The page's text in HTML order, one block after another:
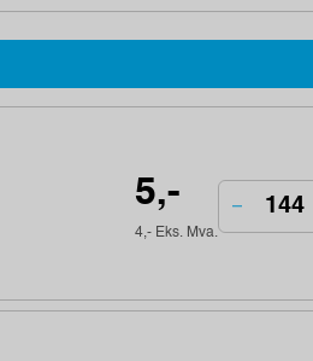
5,-
4,- Eks. Mva.